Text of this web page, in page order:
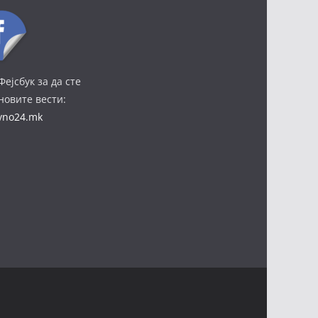
за да сте
вести: